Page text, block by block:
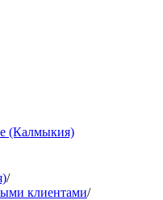
(Калмыкия)
/
клиентами/